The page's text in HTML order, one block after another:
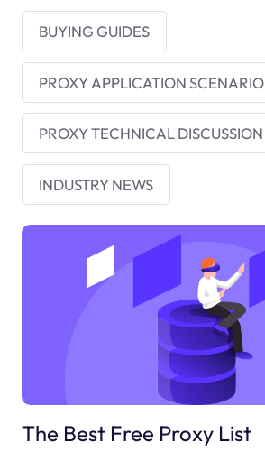
BUYING GUIDES
PROXY APPLICATION SCENARIO
PROXY TECHNICAL DISCUSSION
INDUSTRY NEWS
The Best Free Proxy List